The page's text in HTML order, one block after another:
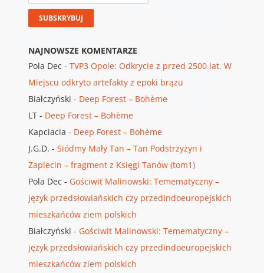
NAJNOWSZE KOMENTARZE
Pola Dec - TVP3 Opole: Odkrycie z przed 2500 lat. W
Miejscu odkryto artefakty z epoki brązu
Białczyński - Deep Forest – Bohème
LT- Deep Forest – Bohème
Kapciacia - Deep Forest – Bohème
J.G.D. - Siódmy Mały Tan – Tan Podstrzyżyn i
Zaplecin – fragment z Księgi Tanów (tom1)
Pola Dec - Gościwit Malinowski: Temematyczny –
język przedsłowiańskich czy przedindoeuropejskich
mieszkańców ziem polskich
Białczyński - Gościwit Malinowski: Temematyczny –
język przedsłowiańskich czy przedindoeuropejskich
mieszkańców ziem polskich